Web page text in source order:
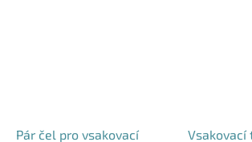
Pár čel pro vsakovací
Vsakovací